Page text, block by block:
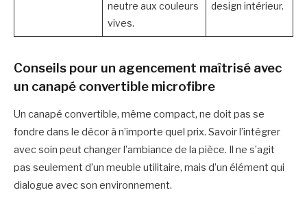
neutre aux couleurs
vives.
design intérieur.
Conseils pour un agencement maîtrisé avec
un canapé convertible microfibre
Un canapé convertible, même compact, ne doit pas se
fondre dans le décor à n’importe quel prix. Savoir l’intégrer
avec soin peut changer l’ambiance de la pièce. Il ne s’agit
pas seulement d’un meuble utilitaire, mais d’un élément qui
dialogue avec son environnement.